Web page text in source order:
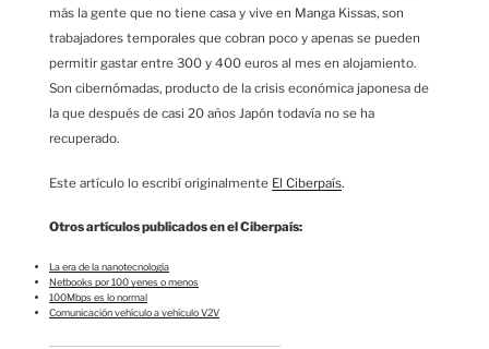
más la gente que no tiene casa y vive en Manga Kissas, son
trabajadores temporales que cobran poco y apenas se pueden
permitir gastar entre 300 y 400 euros al mes en alojamiento.
Son cibernómadas, producto de la crisis económica japonesa de
la que después de casi 20 años Japón todavía no se ha
recuperado.
Este artículo lo escribí originalmente El Ciberpaís.
Otros artículos publicados en el Ciberpaís:
La era de la nanotecnología
Netbooks por 100 yenes o menos
100Mbps es lo normal
Comunicación vehículo a vehículo V2V